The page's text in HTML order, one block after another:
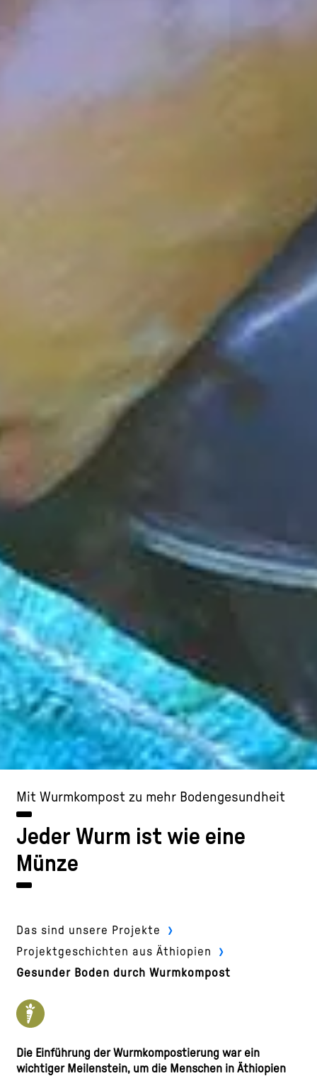
Mit Wurmkompost zu mehr Bodengesundheit
Jeder Wurm ist wie eine
Münze
Das sind unsere Projekte ›
Projektgeschichten aus Äthiopien ›
Gesunder Boden durch Wurmkompost
Die Einführung der Wurmkompostierung war ein
wichtiger Meilenstein, um die Menschen in Äthiopien